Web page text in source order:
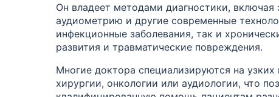
Он владеет методами диагностики, включая
аудиометрию и другие современные
инфекционные заболевания, так и
развития и травматические повреждения.
Многие доктора специализируются на
хирургии, онкологии или аудиологии, что